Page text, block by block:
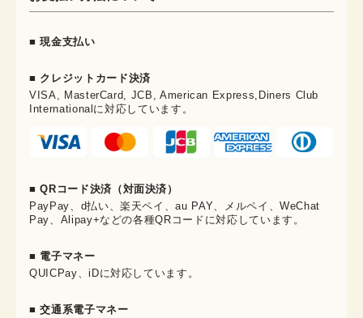
■ 現金支払い
■ クレジットカード決済
VISA, MasterCard, JCB, American Express,Diners Club
Internationalに対応しています。
■ QRコード決済（対面決済）
PayPay、d払い、楽天ペイ、au PAY、メルペイ、WeChat
Pay、Alipay+などの各種QRコードに対応しています。
■ 電子マネー
QUICPay、iDに対応しています。
■ 交通系電子マネー